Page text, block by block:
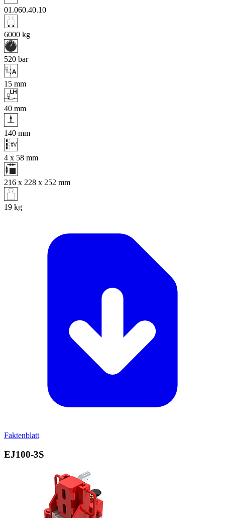
01.060.40.10
6000 kg
520 bar
15 mm
40 mm
140 mm
4 x 58 mm
216 x 228 x 252 mm
19 kg
Faktenblatt
EJ100‑3S